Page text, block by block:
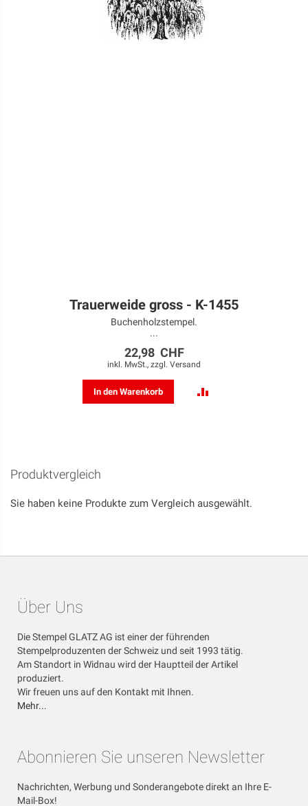
Trauerweide gross - K-1455
Buchenholzstempel.
...
22,98 CHF
inkl. MwSt., zzgl. Versand
In den Warenkorb
Produktvergleich
Sie haben keine Produkte zum Vergleich ausgewählt.
Über Uns
Die Stempel GLATZ AG ist einer der führenden
Stempelproduzenten der Schweiz und seit 1993 tätig.
Am Standort in Widnau wird der Hauptteil der Artikel
produziert.
Wir freuen uns auf den Kontakt mit Ihnen.
Mehr...
Abonnieren Sie unseren Newsletter
Nachrichten, Werbung und Sonderangebote direkt an Ihre E-
Mail-Box!